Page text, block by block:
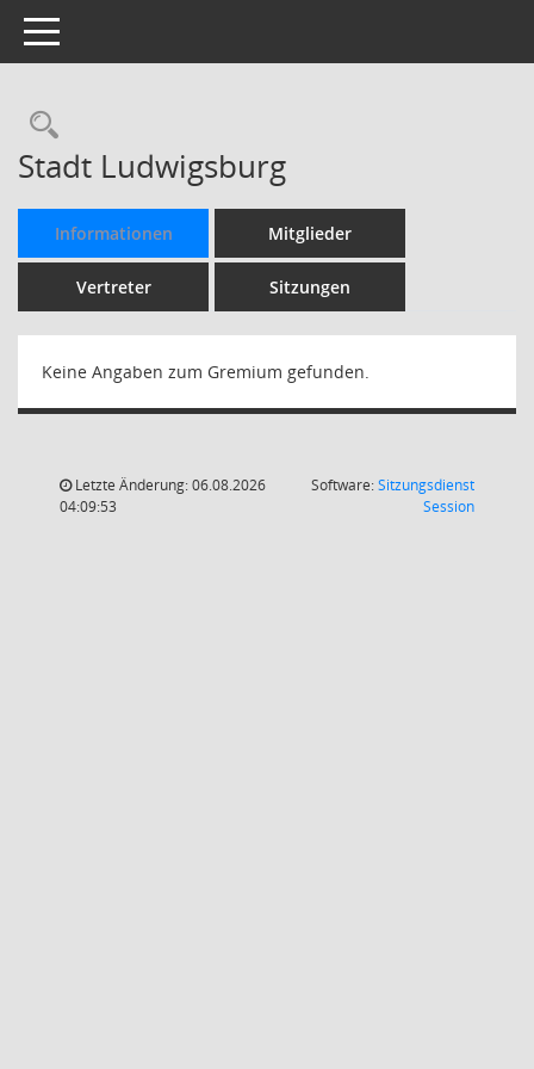
Toggle navigation
Rechercheauswahl
Stadt Ludwigsburg
Informationen Mitglieder
Vertreter Sitzungen
Keine Angaben zum Gremium gefunden.
Letzte Änderung: 06.08.2026
04:09:53
Software:Sitzungsdienst
Session(Wird in